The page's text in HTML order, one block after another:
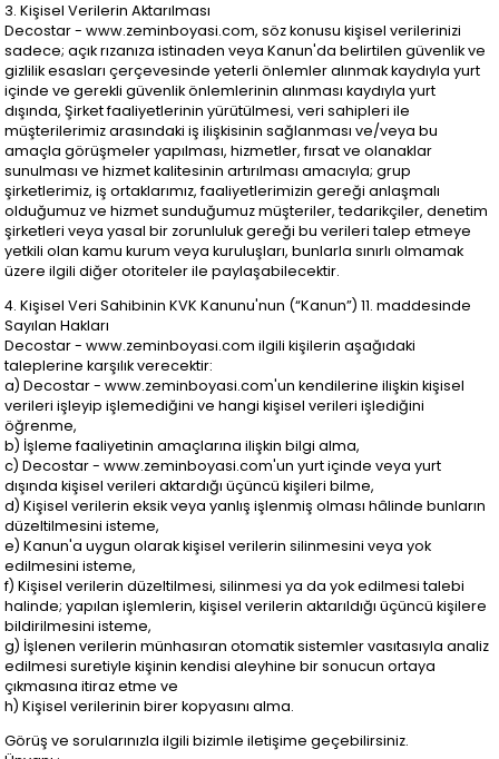
3. Kişisel Verilerin Aktarılması
Decostar - www.zeminboyasi.com, söz konusu kişisel verilerinizi
sadece; açık rızanıza istinaden veya Kanun'da belirtilen güvenlik ve
gizlilik esasları çerçevesinde yeterli önlemler alınmak kaydıyla yurt
içinde ve gerekli güvenlik önlemlerinin alınması kaydıyla yurt
dışında, Şirket faaliyetlerinin yürütülmesi, veri sahipleri ile
müşterilerimiz arasındaki iş ilişkisinin sağlanması ve/veya bu
amaçla görüşmeler yapılması, hizmetler, fırsat ve olanaklar
sunulması ve hizmet kalitesinin artırılması amacıyla; grup
şirketlerimiz, iş ortaklarımız, faaliyetlerimizin gereği anlaşmalı
olduğumuz ve hizmet sunduğumuz müşteriler, tedarikçiler, denetim
şirketleri veya yasal bir zorunluluk gereği bu verileri talep etmeye
yetkili olan kamu kurum veya kuruluşları, bunlarla sınırlı olmamak
üzere ilgili diğer otoriteler ile paylaşabilecektir.
4. Kişisel Veri Sahibinin KVK Kanunu'nun (“Kanun”) 11. maddesinde
Sayılan Hakları
Decostar - www.zeminboyasi.com ilgili kişilerin aşağıdaki
taleplerine karşılık verecektir:
a) Decostar - www.zeminboyasi.com'un kendilerine ilişkin kişisel
verileri işleyip işlemediğini ve hangi kişisel verileri işlediğini
öğrenme,
b) İşleme faaliyetinin amaçlarına ilişkin bilgi alma,
c) Decostar - www.zeminboyasi.com'un yurt içinde veya yurt
dışında kişisel verileri aktardığı üçüncü kişileri bilme,
d) Kişisel verilerin eksik veya yanlış işlenmiş olması hâlinde bunların
düzeltilmesini isteme,
e) Kanun'a uygun olarak kişisel verilerin silinmesini veya yok
edilmesini isteme,
f) Kişisel verilerin düzeltilmesi, silinmesi ya da yok edilmesi talebi
halinde; yapılan işlemlerin, kişisel verilerin aktarıldığı üçüncü kişilere
bildirilmesini isteme,
g) İşlenen verilerin münhasıran otomatik sistemler vasıtasıyla analiz
edilmesi suretiyle kişinin kendisi aleyhine bir sonucun ortaya
çıkmasına itiraz etme ve
h) Kişisel verilerinin birer kopyasını alma.
Görüş ve sorularınızla ilgili bizimle iletişime geçebilirsiniz.